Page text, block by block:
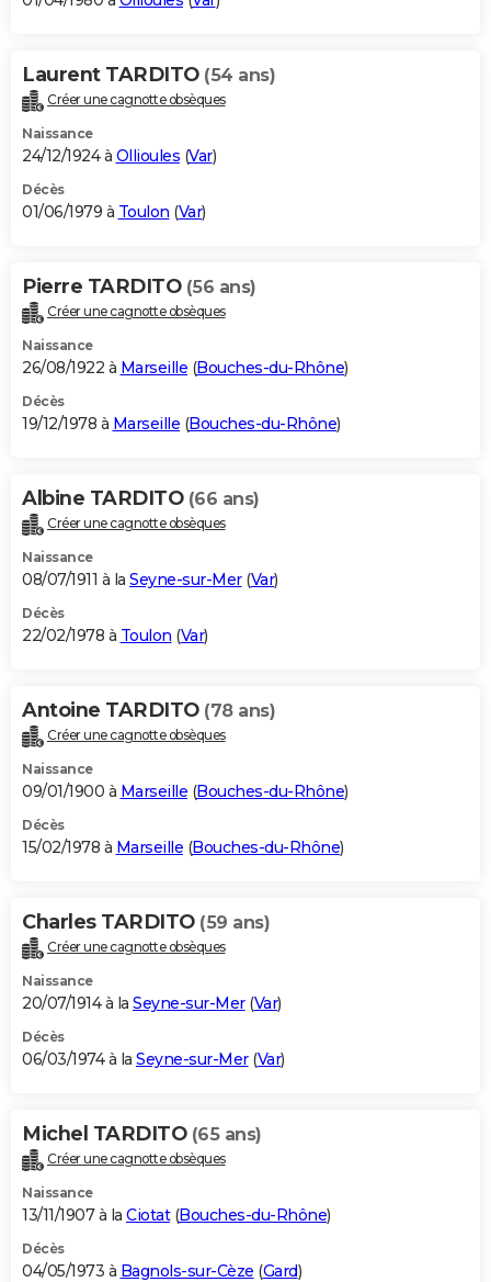
Laurent TARDITO (54 ans)
Créer une cagnotte obsèques
Naissance
24/12/1924 à Ollioules (Var)
Décès
01/06/1979 à Toulon (Var)
Pierre TARDITO (56 ans)
Créer une cagnotte obsèques
Naissance
26/08/1922 à Marseille (Bouches-du-Rhône)
Décès
19/12/1978 à Marseille (Bouches-du-Rhône)
Albine TARDITO (66 ans)
Créer une cagnotte obsèques
Naissance
08/07/1911 à la Seyne-sur-Mer(Var)
Décès
22/02/1978 à Toulon (Var)
Antoine TARDITO (78 ans)
Créer une cagnotte obsèques
Naissance
09/01/1900 à Marseille (Bouches-du-Rhône)
Décès
15/02/1978 à Marseille (Bouches-du-Rhône)
Charles TARDITO (59 ans)
Créer une cagnotte obsèques
Naissance
20/07/1914 à la Seyne-sur-Mer(Var)
Décès
06/03/1974 à la Seyne-sur-Mer(Var)
Michel TARDITO (65 ans)
Créer une cagnotte obsèques
Naissance
13/11/1907 à la Ciotat(Bouches-du-Rhône)
Décès
04/05/1973 à Bagnols-sur-Cèze (Gard)